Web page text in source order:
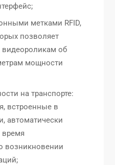
метками RFID,
позволяет
видеороликам об
мощности
на транспорте:
встроенные в
автоматически
время
возникновении